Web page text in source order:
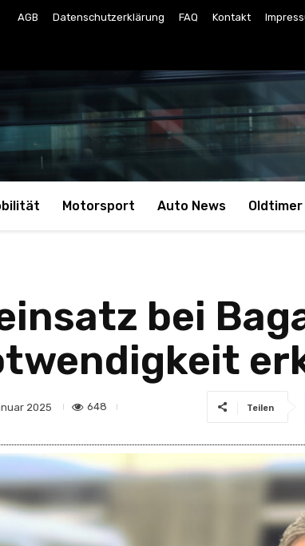
AGB Datenschutzerklärung FAQ Kontakt
Motorsport Auto News Oldtimer
bei
2025 648 Teilen